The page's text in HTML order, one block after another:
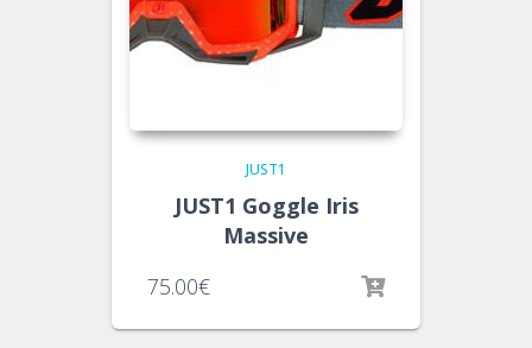
JUST1
JUST1 Goggle Iris
Massive
75.00€